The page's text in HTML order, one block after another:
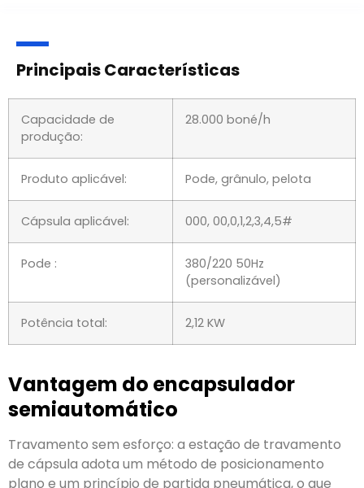
Principais Características
Capacidade de
produção:
28.000 boné/h
Produto aplicável: Pode, grânulo, pelota
Cápsula aplicável: 000, 00,0,1,2,3,4,5#
Pode :
380/220 50Hz
(personalizável)
Potência total: 2,12 KW
Vantagem do encapsulador
semiautomático
Travamento sem esforço: a estação de travamento
de cápsula adota um método de posicionamento
plano e um princípio de partida pneumática, o que